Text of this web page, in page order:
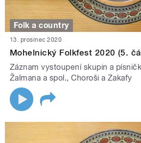
Folk a country
13. prosinec 2020
Mohelnický Folkfest 2020 (5.
Záznam vystoupení skupin a
Žalmana a spol., Choroši a Zakafy